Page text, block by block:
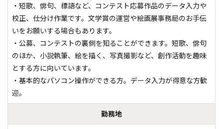
・短歌、俳句、標語など、コンテスト応募作品のデータ入力や
校正、仕分け作業です。文学賞の運営や絵画展事務局のお手伝
いをお願いする場合もあります。
・公募、コンテストの裏側を知ることができます。短歌、俳句
のほか、小説執筆、絵を描く、写真撮影など、創作活動を趣味
とする方に向いています。
・基本的なパソコン操作ができる方。データ入力が得意な方歓
迎。
勤務地